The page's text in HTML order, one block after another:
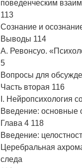
поведенческим
113
Сознание и
Выводы 114
А. Ревонсуо.
5
Вопросы для
Часть вторая 116
I. Нейропсихология
Введение: основные
Глава 4 118
Введение:
Церебральная
следа